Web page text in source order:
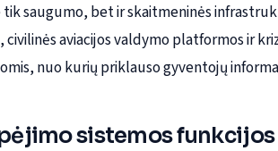
saugumo, bet ir skaitmeninės
aviacijos valdymo platformos ir
nuo kurių priklauso gyventojų
sistemos funkcijos